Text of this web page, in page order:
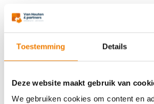
Toestemming Details
Deze website maakt gebruik van
We gebruiken cookies om content en
BHV basisopleiding
BHV herhaling
Arbo en Veiligheid